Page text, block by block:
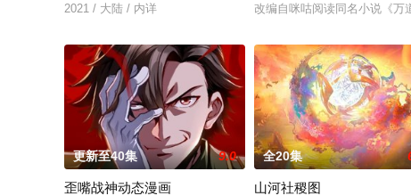
2021 / 大陆 / 内详 改编自咪咕阅读同名小说《万
更新至40集 9.0
歪嘴战神动态漫画
全20集
山河社稷图